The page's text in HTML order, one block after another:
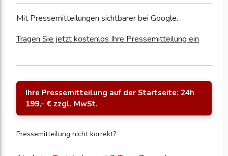
Mit Pressemitteilungen sichtbarer bei Google.
Tragen Sie jetzt kostenlos Ihre Pressemitteilung ein
Ihre Pressemitteilung auf der Startseite: 24h
199,- € zzgl. MwSt.
Pressemitteilung nicht korrekt?